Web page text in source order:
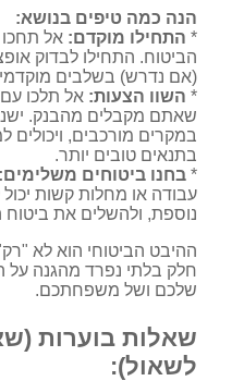
הנה כמה טיפים בנושא:
* התחילו מוקדם: אל
הביטוח. התחילו לבדוק
(אם נדרש) בשלבים
* השוו הצעות: אל תלכו
שאתם מקבלים מהבנק.
במקרים מורכבים, ויכולים
בתנאים טובים יותר.
* בחנו ביטוחים משלימים:
עבודה או מחלות קשות
נוספת, ולהשלים את
ההיבט הביטוחי הוא לא
חלק בלתי נפרד מהגנה על
שלכם ושל משפחתכם.
שאלות בוערות
לשאול):